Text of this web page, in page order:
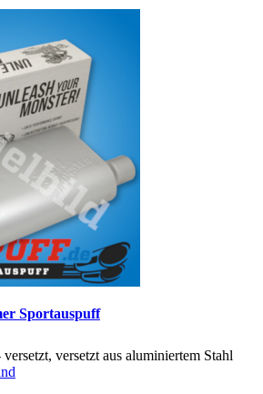
Sportauspuff
versetzt aus aluminiertem Stahl